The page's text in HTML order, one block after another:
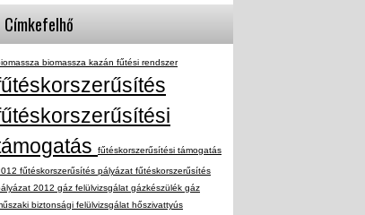
Címkefelhő
biomassza kazán fűtési rendszer
fűtéskorszerűsítési támogatás
fűtéskorszerűsítés pályázat fűtéskorszerűsítés
2012 gáz felülvizsgálat gázkészülék gáz
biztonsági felülvizsgálat hőszivattyús